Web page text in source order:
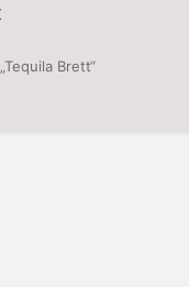
Brett“